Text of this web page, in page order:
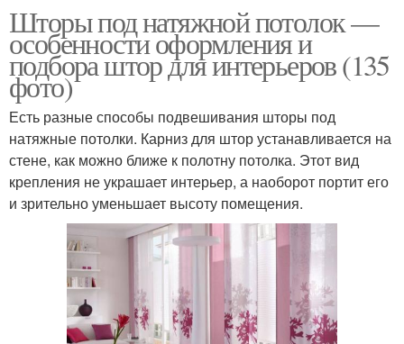
Шторы под натяжной потолок —
особенности оформления и
подбора штор для интерьеров (135
фото)
Есть разные способы подвешивания шторы под
натяжные потолки. Карниз для штор устанавливается на
стене, как можно ближе к полотну потолка. Этот вид
крепления не украшает интерьер, а наоборот портит его
и зрительно уменьшает высоту помещения.